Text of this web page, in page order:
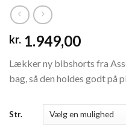
kr. 1.949,00
Lækker ny bibshorts fra
bag, så den holdes godt på
Str.